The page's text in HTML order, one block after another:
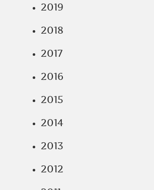
2019
2018
2017
2016
2015
2014
2013
2012